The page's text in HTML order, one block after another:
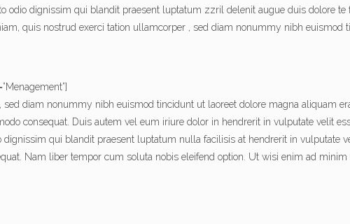
odio dignissim qui blandit praesent luptatum zzril delenit augue duis dolore
quis nostrud exerci tation ullamcorper , sed diam nonummy nibh euismod
diam nonummy nibh euismod tincidunt ut laoreet dolore magna aliquam
consequat. Duis autem vel eum iriure dolor in hendrerit in vulputate velit
qui blandit praesent luptatum nulla facilisis at hendrerit in vulputate
Nam liber tempor cum soluta nobis eleifend option. Ut wisi enim ad